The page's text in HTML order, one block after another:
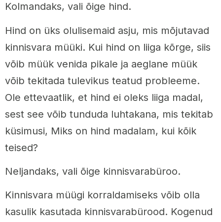
Kolmandaks, vali õige hind.
Hind on üks olulisemaid asju, mis mõjutavad
kinnisvara müüki. Kui hind on liiga kõrge, siis
võib müük venida pikale ja aeglane müük
võib tekitada tulevikus teatud probleeme.
Ole ettevaatlik, et hind ei oleks liiga madal,
sest see võib tunduda luhtakana, mis tekitab
küsimusi, Miks on hind madalam, kui kõik
teised?
Neljandaks, vali õige kinnisvarabüroo.
Kinnisvara müügi korraldamiseks võib olla
kasulik kasutada kinnisvarabürood. Kogenud